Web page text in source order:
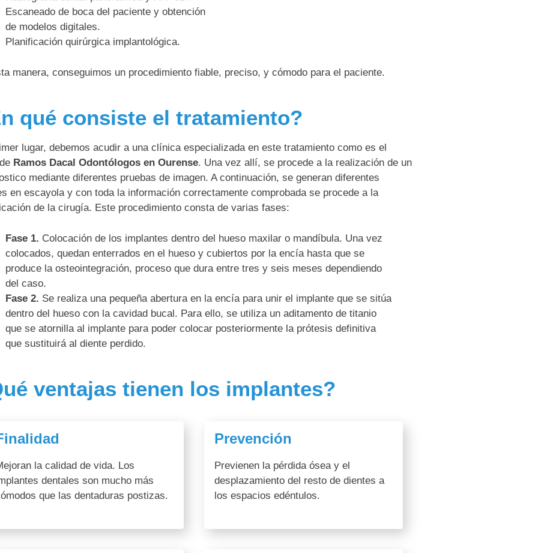
Escaneado de boca del paciente y obtención
de modelos digitales.
Planificación quirúrgica implantológica.
manera, conseguimos un procedimiento fiable, preciso, y cómodo para el paciente.
qué consiste el tratamiento?
lugar, debemos acudir a una clínica especializada en este tratamiento como es el
Ramos Dacal Odontólogos en Ourense. Una vez allí, se procede a la realización de un
mediante diferentes pruebas de imagen. A continuación, se generan diferentes
en escayola y con toda la información correctamente comprobada se procede a la
de la cirugía. Este procedimiento consta de varias fases:
Fase 1. Colocación de los implantes dentro del hueso maxilar o mandíbula. Una vez
colocados, quedan enterrados en el hueso y cubiertos por la encía hasta que se
produce la osteointegración, proceso que dura entre tres y seis meses dependiendo
del caso.
Fase 2. Se realiza una pequeña abertura en la encía para unir el implante que se sitúa
dentro del hueso con la cavidad bucal. Para ello, se utiliza un aditamento de titanio
que se atornilla al implante para poder colocar posteriormente la prótesis definitiva
que sustituirá al diente perdido.
ventajas tienen los implantes?
la calidad de vida. Los
dentales son mucho más
que las dentaduras postizas.
Prevención
Previenen la pérdida ósea y el
desplazamiento del resto de dientes a
los espacios edéntulos.